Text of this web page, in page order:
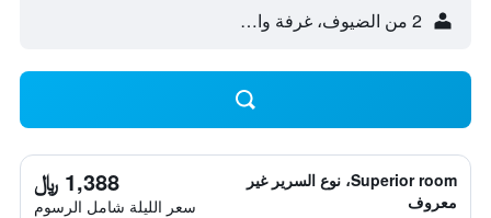
2 من الضيوف، غرفة واحدة
Superior room، نوع السرير غير
معروف
1,388 ﷼
سعر الليلة شامل الرسوم